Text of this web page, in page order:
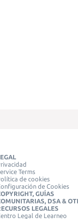
Terms
de cookies
de Cookies
GUÍAS
DSA &
LEGALES
Legal de Learneo